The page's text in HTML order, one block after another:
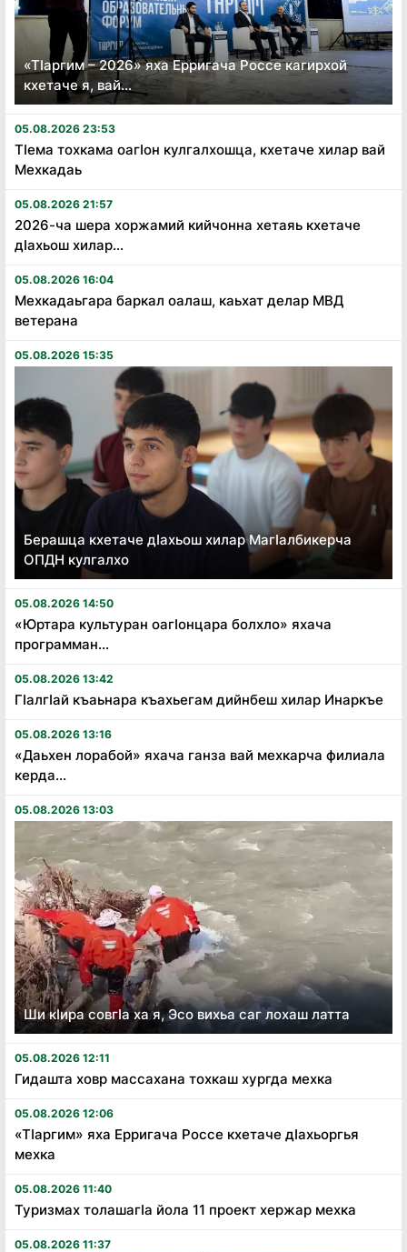
«Тӏаргим – 2026» яха Ерригача Россе кагирхой
кхетаче я, вай...
05.08.2026 23:53
Тӏема тохкама оагӏон кулгалхошца, кхетаче хилар вай
Мехкадаь
05.08.2026 21:57
2026-ча шера хоржамий кийчонна хетаяь кхетаче
дӏахьош хилар...
05.08.2026 16:04
Мехкадаьгара баркал оалаш, каьхат делар МВД
ветерана
05.08.2026 15:35
Берашца кхетаче дӏахьош хилар Магӏалбикерча
ОПДН кулгалхо
05.08.2026 14:50
«Юртара культуран оагӏонцара болхло» яхача
программан...
05.08.2026 13:42
Гӏалгӏай къаьнара къахьегам дийнбеш хилар Инаркъе
05.08.2026 13:16
«Даьхен лорабой» яхача ганза вай мехкарча филиала
керда...
05.08.2026 13:03
Ши кӏира совгӏа ха я, Эсо вихьа саг лохаш латта
05.08.2026 12:11
Гидашта ховр массахана тохкаш хургда мехка
05.08.2026 12:06
«Тӏаргим» яха Ерригача Россе кхетаче дӏахьоргья
мехка
05.08.2026 11:40
Туризмах толашагӏа йола 11 проект хержар мехка
05.08.2026 11:37